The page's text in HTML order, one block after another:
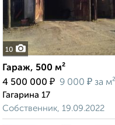
10
Гараж, 500 м²
4 500 000 ₽ 9 000 ₽ за м²
Гагарина 17
Собственник, 19.09.2022